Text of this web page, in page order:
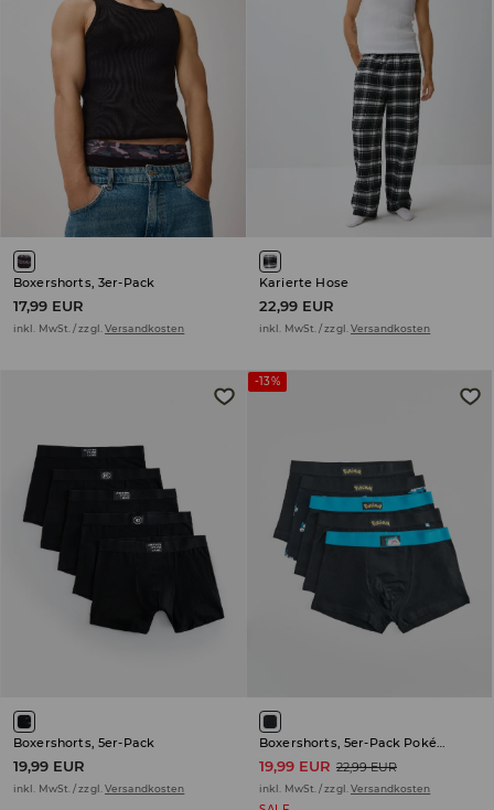
Boxershorts, 3er-Pack
17,99 EUR
inkl. MwSt. / zzgl. Versandkosten
Karierte Hose
22,99 EUR
inkl. MwSt. / zzgl. Versandkosten
Boxershorts, 5er-Pack
19,99 EUR
inkl. MwSt. / zzgl. Versandkosten
-13%
Boxershorts, 5er-Pack Pokémon
19,99 EUR 22,99 EUR
inkl. MwSt. / zzgl. Versandkosten